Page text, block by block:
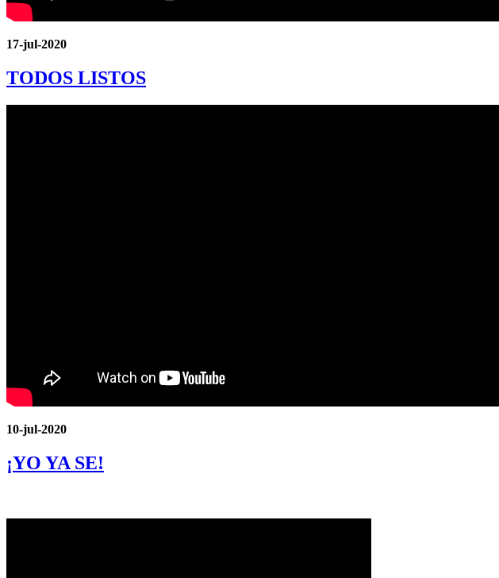
17-jul-2020
TODOS LISTOS
10-jul-2020
¡YO YA SE!